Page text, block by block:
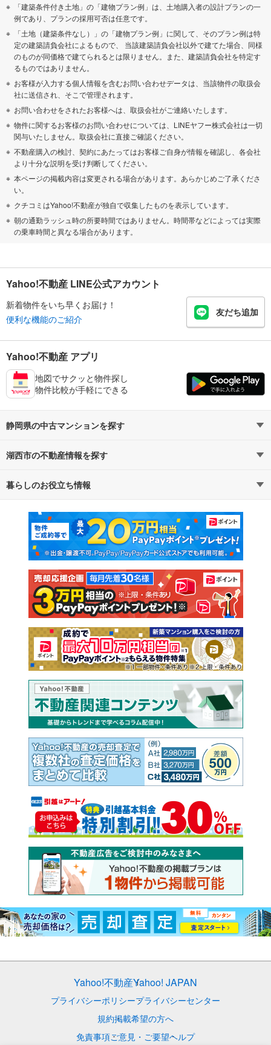
「建築条件付き土地」の「建物プラン例」は、土地購入者の設計プランの一
例であり、プランの採用可否は任意です。
「土地（建築条件なし）」の「建物プラン例」に関して、そのプラン例は特
定の建築請負会社によるもので、 当該建築請負会社以外で建てた場合、同様
のものが同価格で建てられるとは限りません。また、建築請負会社を特定す
るものではありません。
お客様が入力する個人情報を含むお問い合わせデータは、当該物件の取扱会
社に送信され、そこで管理されます。
お問い合わせをされたお客様へは、取扱会社がご連絡いたします。
物件に関するお客様のお問い合わせについては、LINEヤフー株式会社は一切
関与いたしません。取扱会社に直接ご確認ください。
不動産購入の検討、契約にあたってはお客様ご自身が情報を確認し、各会社
より十分な説明を受け判断してください。
本ページの掲載内容は変更される場合があります。あらかじめご了承くださ
い。
クチコミはYahoo!不動産が独自で収集したものを表示しています。
朝の通勤ラッシュ時の所要時間ではありません。時間帯などによっては実際
の乗車時間と異なる場合があります。
Yahoo!不動産 LINE公式アカウント
新着物件をいち早くお届け！
便利な機能のご紹介
友だち追加
Yahoo!不動産 アプリ
地図でサクッと物件探し
物件比較が手軽にできる
静岡県の中古マンションを探す
路線・駅から探す
通勤・通学時間から探す
湖西市の不動産情報を探す
不動産・住宅
新築マンション 中古マンション
新築一戸建て 中古一戸建て
注文住宅 土地
売却査定
暮らしのお役立ち情報
マンションカタログ 教えて！住まいの先生
Yahoo!不動産Yahoo! JAPAN
プライバシーポリシープライバシーセンター
規約掲載希望の方へ
免責事項ご意見・ご要望ヘルプ